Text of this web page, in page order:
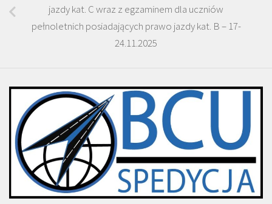
jazdy kat. C wraz z egzaminem dla uczniów
pełnoletnich posiadających prawo jazdy kat. B – 17-
24.11.2025